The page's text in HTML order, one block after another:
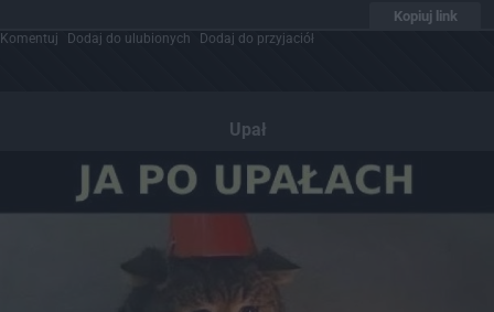
Kopiuj link
Komentuj Dodaj do ulubionych Dodaj do przyjaciół
Upał